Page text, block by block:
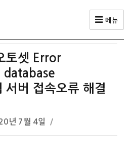
메뉴
토셋 Error
database
버 접속오류 해결
년 7월 4일